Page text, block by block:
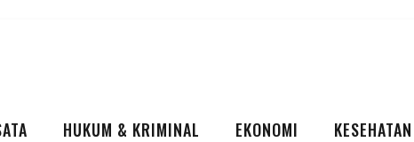
HUKUM & KRIMINAL EKONOMI KESEHATAN